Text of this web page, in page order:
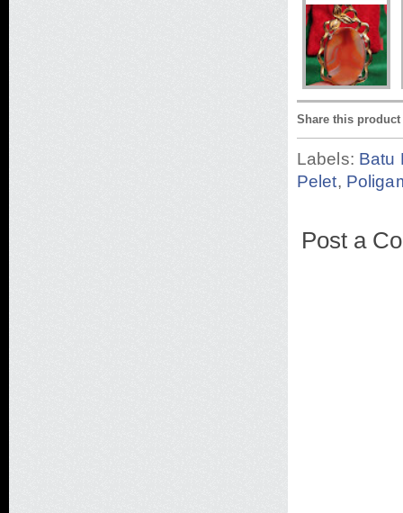
Share this product
Labels: Batu
Pelet,
Post a